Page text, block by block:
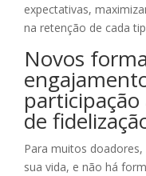
expectativas,
na retenção de cada
Novos
de
Para muitos
sua vida, e não há